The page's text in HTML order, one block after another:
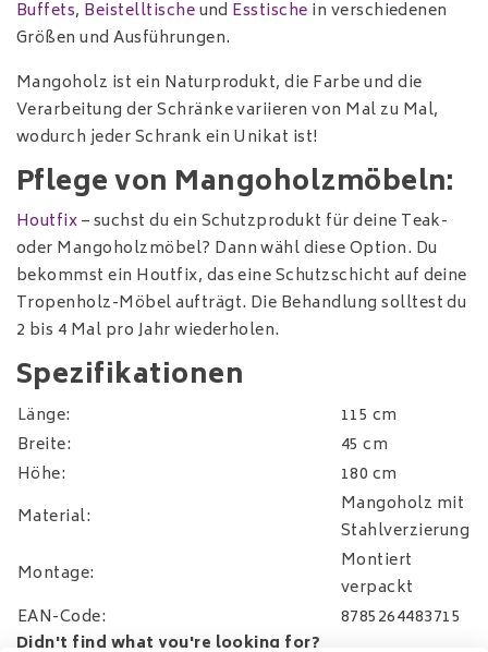
Buffets, Beistelltischeund Esstische in verschiedenen
Größen und Ausführungen.
Mangoholz ist ein Naturprodukt, die Farbe und die
Verarbeitung der Schränke variieren von Mal zu Mal,
wodurch jeder Schrank ein Unikat ist!
Pflege von Mangoholzmöbeln:
Houtfix– suchst du ein Schutzprodukt für deine Teak-
oder Mangoholzmöbel? Dann wähl diese Option. Du
bekommst ein Houtfix, das eine Schutzschicht auf deine
Tropenholz-Möbel aufträgt. Die Behandlung solltest du
2 bis 4 Mal pro Jahr wiederholen.
Spezifikationen
Länge:
115 cm
Breite:
45 cm
Höhe:
180 cm
Material:
Mangoholz mit
Stahlverzierung
Montage:
Montiert
verpackt
EAN-Code:
8785264483715
Didn't find what you're looking for?